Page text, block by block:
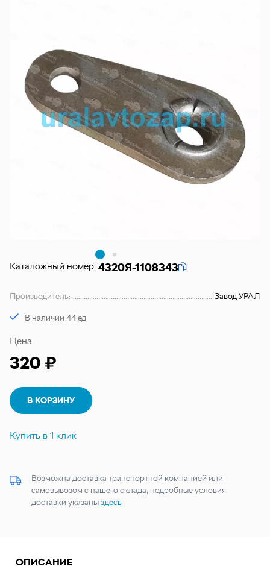
Каталожный номер: 4320Я-1108343
Производитель: Завод УРАЛ
В наличии 44 ед
Цена:
320 ₽
В КОРЗИНУ
Купить в 1 клик
Возможна доставка транспортной компанией или
самовывозом с нашего склада, подробные условия
доставки указаныздесь
ОПИСАНИЕ